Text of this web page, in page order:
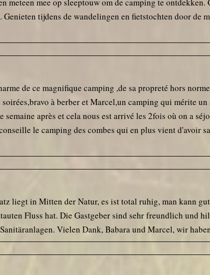
tijdens de wandelingen en fietstochten door de
de ce magnifique camping ,de sa propreté hors
à berber et Marcel,un camping qui mérite
après et cela nous est arrivé les 2fois où on a
le camping des combes qui en plus vient d'avoir
liegt in Mitten der Natur, es ist total ruhig, man kann
Fluss hat. Die Gastgeber sind sehr freundlich und
Vielen Dank, Babara und Marcel, wir